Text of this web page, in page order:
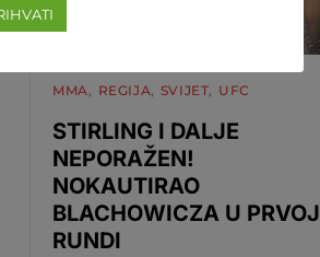
MMA REGIJA SVIJET UFC
STIRLING I DALJE
NEPORAŽEN!
NOKAUTIRAO
BLACHOWICZA U PRVOJ
RUNDI